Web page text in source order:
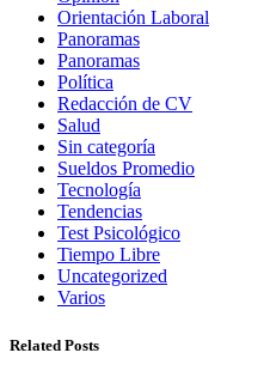
Orientación Laboral
Panoramas
Panoramas
Política
Redacción de CV
Salud
Sin categoría
Sueldos Promedio
Tecnología
Tendencias
Test Psicológico
Tiempo Libre
Uncategorized
Varios
Related Posts